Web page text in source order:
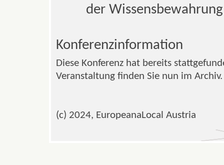
der
Konferenzinformation
Diese Konferenz hat bereits
Veranstaltung finden Sie nun im Archiv.
(c) 2024, EuropeanaLocal Austria